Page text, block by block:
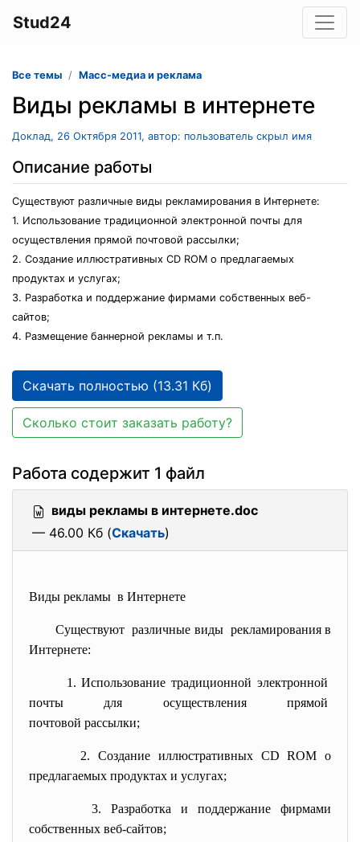
Stud24
Все темы Масс-медиа и реклама
Виды рекламы в интернете
Доклад, 26 Октября 2011, автор: пользователь скрыл имя
Описание работы
Существуют различные виды рекламирования в Интернете:
1. Использование традиционной электронной почты для
осуществления прямой почтовой рассылки;
2. Создание иллюстративных CD ROM о предлагаемых
продуктах и услугах;
3. Разработка и поддержание фирмами собственных веб-
сайтов;
4. Размещение баннерной рекламы и т.п.
Скачать полностью (13.31 Кб)
Сколько стоит заказать работу?
Работа содержит 1 файл
виды рекламы в интернете.doc
— 46.00 Кб (Скачать)
Виды рекламы в Интернете
Существуют различные виды рекламирования в
Интернете:
1. Использование традиционнойэлектронной
почты для осуществления прямой
почтовой рассылки;
2. Создание иллюстративных CD ROM о
предлагаемых продуктах и услугах;
3. Разработка и поддержание фирмами
собственных веб-сайтов;